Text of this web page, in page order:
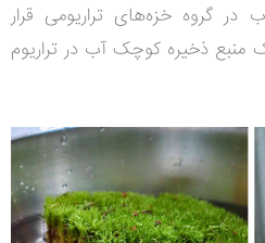
گروه خزه‌های تراریومی قرار
منبع ذخیره کوچک آب در تراریوم